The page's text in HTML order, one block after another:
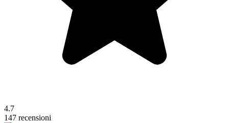
4.7
147 recensioni